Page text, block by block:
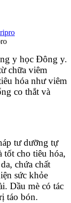
y học Đông y.
chữa viêm
hóa như viêm
co thắt và
tư dưỡng tự
tốt cho tiêu hóa,
chứa chất
sức khỏe
Dầu mè có tác
táo bón.